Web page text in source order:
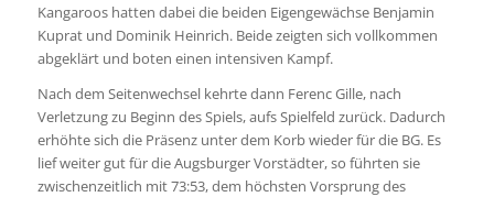
Kangaroos hatten dabei die beiden Eigengewächse Benjamin
Kuprat und Dominik Heinrich. Beide zeigten sich vollkommen
abgeklärt und boten einen intensiven Kampf.
Nach dem Seitenwechsel kehrte dann Ferenc Gille, nach
Verletzung zu Beginn des Spiels, aufs Spielfeld zurück. Dadurch
erhöhte sich die Präsenz unter dem Korb wieder für die BG. Es
lief weiter gut für die Augsburger Vorstädter, so führten sie
zwischenzeitlich mit 73:53, dem höchsten Vorsprung des